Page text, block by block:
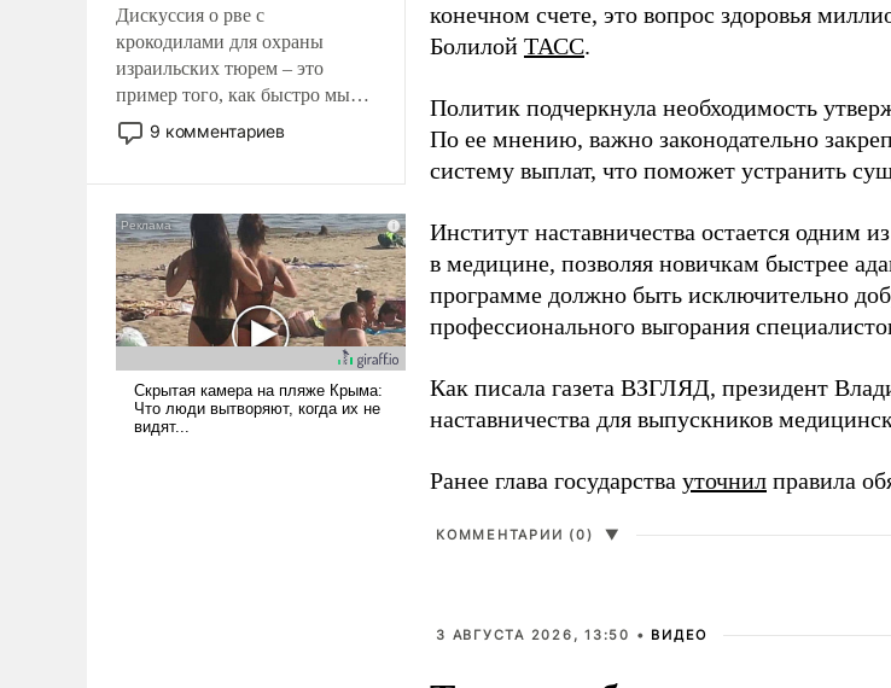
Дискуссия о рве с
крокодилами для охраны
израильских тюрем – это
пример того, как быстро мы
двигаемся по пути
революционных изменений.
псевдонаучной фантастики,
стало всерьез обсуждаемой
идеей.
9 комментариев
конечном счете, это вопрос здоровья
Болилой ТАСС.
Политик подчеркнула необходимость
По ее мнению, важно законодательно
систему выплат, что поможет устранить
Институт наставничества остается одним
в медицине, позволяя новичкам быстрее
программе должно быть исключительно
профессионального выгорания
Как писала газета ВЗГЛЯД, президент
наставничества для выпускников
Ранее глава государства уточнил правила
КОММЕНТАРИИ (0) ▼
3 АВГУСТА 2026, 13:50 • ВИДЕО